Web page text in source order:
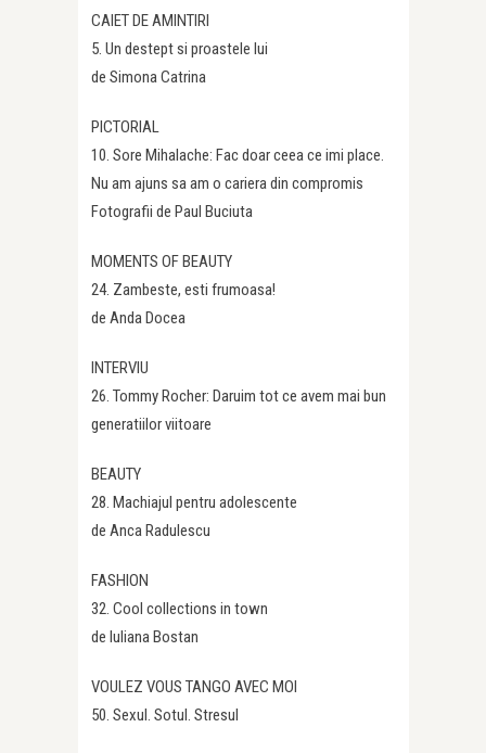
CAIET DE AMINTIRI
5. Un destept si proastele lui
de Simona Catrina
PICTORIAL
10. Sore Mihalache: Fac doar ceea ce imi place.
Nu am ajuns sa am o cariera din compromis
Fotografii de Paul Buciuta
MOMENTS OF BEAUTY
24. Zambeste, esti frumoasa!
de Anda Docea
INTERVIU
26. Tommy Rocher: Daruim tot ce avem mai bun
generatiilor viitoare
BEAUTY
28. Machiajul pentru adolescente
de Anca Radulescu
FASHION
32. Cool collections in town
de Iuliana Bostan
VOULEZ VOUS TANGO AVEC MOI
50. Sexul. Sotul. Stresul